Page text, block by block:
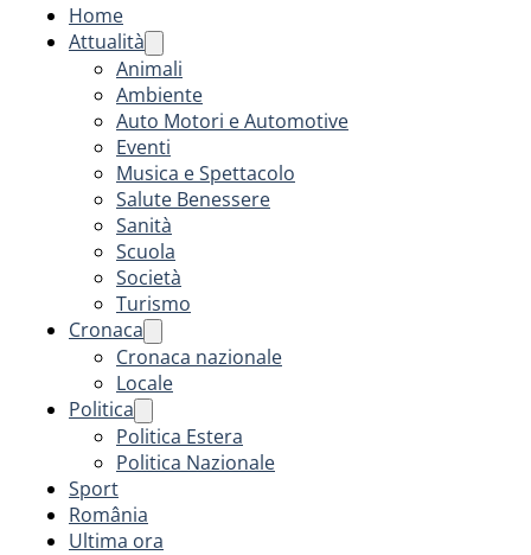
Home
Attualità
Animali
Ambiente
Auto Motori e Automotive
Eventi
Musica e Spettacolo
Salute Benessere
Sanità
Scuola
Società
Turismo
Cronaca
Cronaca nazionale
Locale
Politica
Politica Estera
Politica Nazionale
Sport
România
Ultima ora